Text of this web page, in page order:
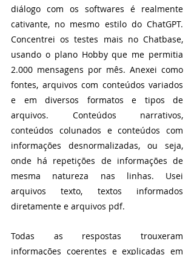
diálogo com os softwares é realmente
cativante, no mesmo estilo do ChatGPT.
Concentrei os testes mais no Chatbase,
usando o plano Hobby que me permitia
2.000 mensagens por mês. Anexei como
fontes, arquivos com conteúdos variados
e em diversos formatos e tipos de
arquivos. Conteúdos narrativos,
conteúdos colunados e conteúdos com
informações desnormalizadas, ou seja,
onde há repetições de informações de
mesma natureza nas linhas. Usei
arquivos texto, textos informados
diretamente e arquivos pdf.
Todas as respostas trouxeram
informações coerentes e explicadas em